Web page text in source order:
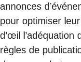
annonces
pour optimiser
d’œil l’adéquation
règles de